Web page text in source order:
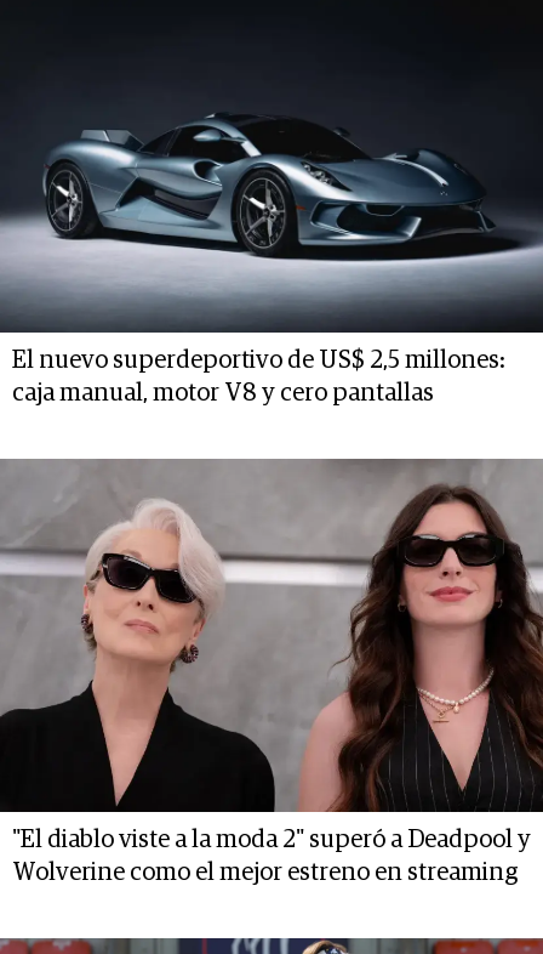
El nuevo superdeportivo de US$ 2,5 millones:
caja manual, motor V8 y cero pantallas
"El diablo viste a la moda 2" superó a Deadpool y
Wolverine como el mejor estreno en streaming